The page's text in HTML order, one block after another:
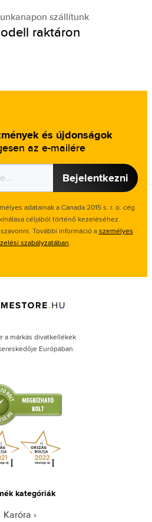
szállítunk
raktáron
és újdonságok
az e-mailére
Bejelentkezni
adatainak a Canada 2015 s. r. o. cég
céljából történő kezeléséhez.
További információ aszemélyes
szabályzatában.
a márkás divatkellékek
Európában.
kategóriák
Karóra